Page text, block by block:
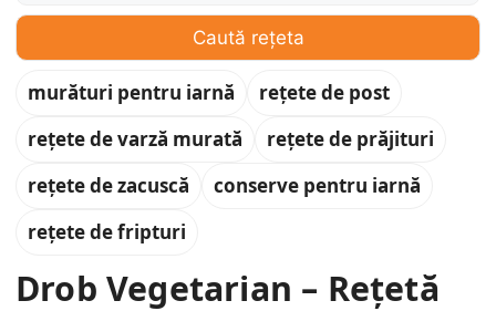
Caută rețeta
murături pentru iarnă
rețete de post
rețete de varză murată
rețete de prăjituri
rețete de zacuscă
conserve pentru iarnă
rețete de fripturi
Drob Vegetarian – Rețetă